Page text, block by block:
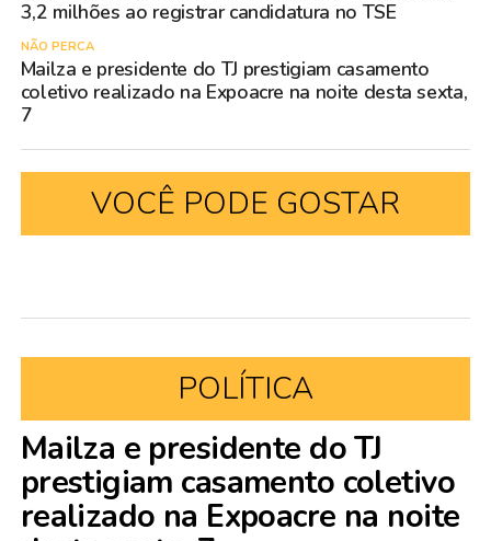
3,2 milhões ao registrar candidatura no TSE
NÃO PERCA
Mailza e presidente do TJ prestigiam casamento
coletivo realizado na Expoacre na noite desta sexta,
7
VOCÊ PODE GOSTAR
POLÍTICA
Mailza e presidente do TJ
prestigiam casamento coletivo
realizado na Expoacre na noite